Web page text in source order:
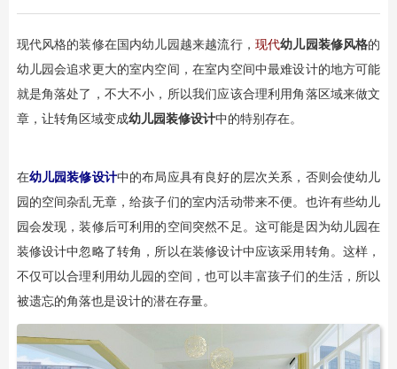
现代风格的装修在国内幼儿园越来越流行， 现代幼儿园装修风格的
幼儿园会追求更大的室内空间，在室内空间中最难设计的地方可能
就是角落处了，不大不小，所以我们应该合理利用角落区域来做文
章，让转角区域变成幼儿园装修设计中的特别存在。
在幼儿园装修设计中的布局应具有良好的层次关系，否则会使幼儿
园的空间杂乱无章，给孩子们的室内活动带来不便。也许有些幼儿
园会发现，装修后可利用的空间突然不足。这可能是因为幼儿园在
装修设计中忽略了转角，所以在装修设计中应该采用转角。这样，
不仅可以合理利用幼儿园的空间，也可以丰富孩子们的生活，所以
被遗忘的角落也是设计的潜在存量。